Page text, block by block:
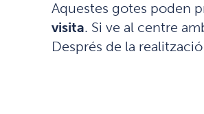
Aquestes gotes poden
visita. Si ve al centre
Després de la